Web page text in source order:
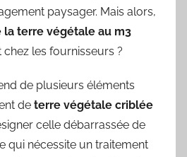
paysager. Mais alors,
la terre végétale au m3
les fournisseurs ?
de plusieurs éléments
de terre végétale criblée
celle débarrassée de
qui nécessite un traitement